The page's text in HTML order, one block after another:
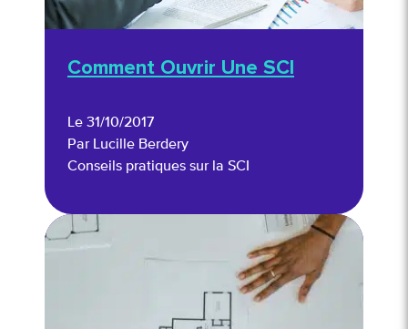
Comment Ouvrir Une SCI
Le 31/10/2017
Par Lucille Berdery
Conseils pratiques sur la SCI